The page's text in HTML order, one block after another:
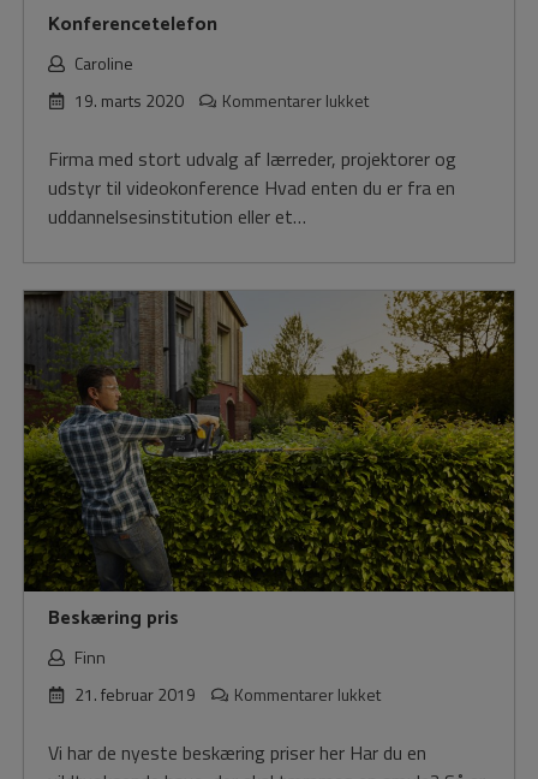
Konferencetelefon
Caroline
19. marts 2020
Kommentarer lukkettil
Firma med stort udvalg af lærreder, projektorer og
udstyr til videokonference Hvad enten du er fra en
uddannelsesinstitution eller et…
Beskæring pris
Finn
21. februar 2019
Kommentarer lukkettil
pris
Vi har de nyeste beskæring priser her Har du en